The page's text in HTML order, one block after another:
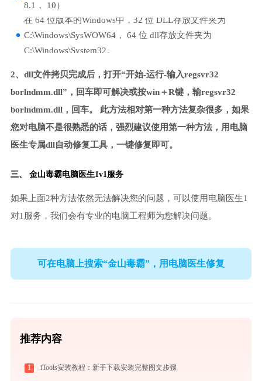
8.1， 10）
在 64 位版本的Windows中，32 位 DLL存放文件夹为
C:\Windows\SysWOW64， 64 位 dll存放文件夹为
C:\Windows\System32。
2、dll文件拷贝完成后，打开“开始-运行-输入regsvr32
borlndmm.dll”，回车即可解决或按win＋R键，输regsvr32
borlndmm.dll，回车。 此方法相对第一种方法复杂很多，如果
您对电脑不是很熟悉的话，强烈建议使用第一种方法，用电脑
医生专属dll自动修复工具，一键修复即可。
三、 金山毒霸电脑医生1v1服务
如果上面2种方法依然无法解决您的问题，可以使用电脑医生1
对1服务，我们会有专业的电脑工程师为您解决问题。
可在电脑上搜索“金山毒霸”，用电脑医生修复
推荐内容
1 iTools安装教程：新手下载安装完整图文步骤